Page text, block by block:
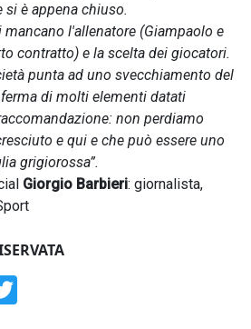
è appena chiuso.
mancano l'allenatore (Giampaolo e
contratto) e la scelta dei giocatori.
punta ad uno svecchiamento del
di molti elementi datati
non perdiamo
e qui e che può essere uno
grigiorossa”.
Giorgio Barbieri: giornalista,